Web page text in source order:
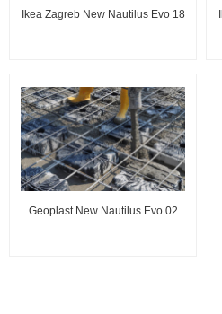
Ikea Zagreb New Nautilus Evo 18
Geoplast New Nautilus Evo 02